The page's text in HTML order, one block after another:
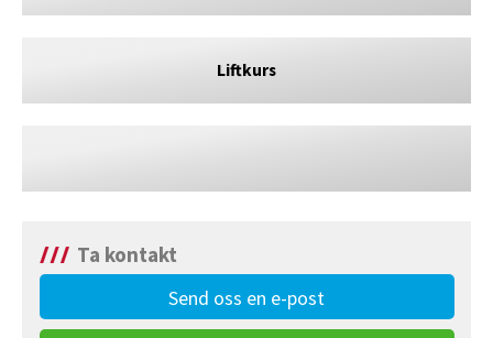
Liftkurs
Ta kontakt
Send oss en e-post